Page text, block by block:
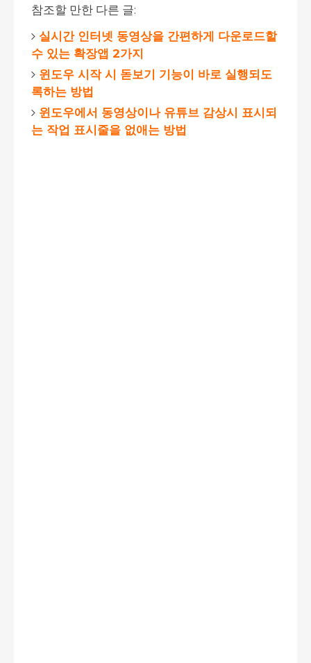
참조할 만한 다른 글:
실시간 인터넷 동영상을 간편하게 다운로드할
수 있는 확장앱 2가지
윈도우 시작 시 돋보기 기능이 바로 실행되도
록하는 방법
윈도우에서 동영상이나 유튜브 감상시 표시되
는 작업 표시줄을 없애는 방법